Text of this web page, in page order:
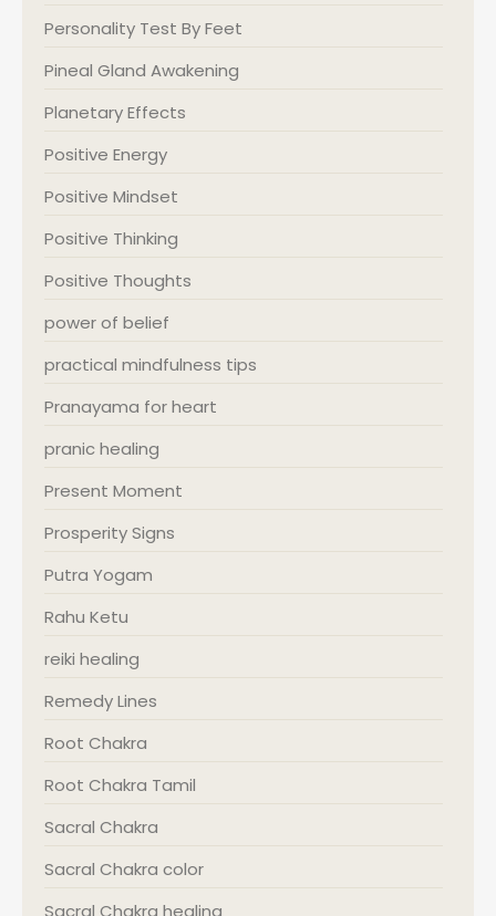
Personality Test By Feet
Pineal Gland Awakening
Planetary Effects
Positive Energy
Positive Mindset
Positive Thinking
Positive Thoughts
power of belief
practical mindfulness tips
Pranayama for heart
pranic healing
Present Moment
Prosperity Signs
Putra Yogam
Rahu Ketu
reiki healing
Remedy Lines
Root Chakra
Root Chakra Tamil
Sacral Chakra
Sacral Chakra color
Sacral Chakra healing